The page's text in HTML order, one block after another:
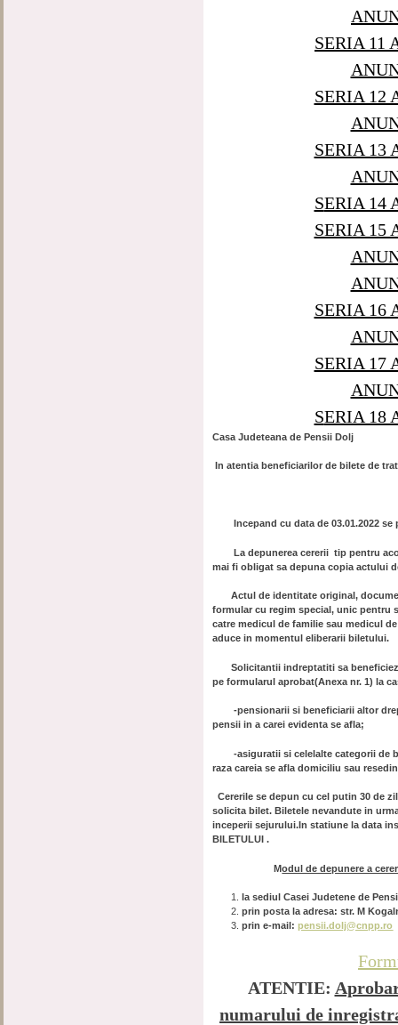
SERIA 11
SERIA 12
SERIA 13
SERIA 14
SERIA 15
SERIA 16
SERIA 17
SERIA 18
Casa Judeteana de Pensii Dolj
In atentia beneficiarilor de bilete de
Incepand cu data de 03.01.2022 se
La depunerea cererii tip pentru
mai fi obligat sa depuna copia actului
Actul de identitate original,
formular cu regim special, unic pentru
catre medicul de familie sau medicul
aduce in momentul eliberarii biletului.
Solicitantii indreptatiti sa
pe formularul aprobat(Anexa nr. 1) la
-pensionarii si beneficiarii altor
pensii in a carei evidenta se afla;
-asiguratii si celelalte categorii de
raza careia se afla domiciliu sau
Cererile se depun cu cel putin 30 de
solicita bilet. Biletele nevandute in
inceperii sejurului.In statiune la data
BILETULUI .
Modul de depunere a
la sediul Casei Judetene de
prin posta la adresa: str. M
prin e-mail:pensii.dolj@cnpp.ro
ATENTIE:
numarului de